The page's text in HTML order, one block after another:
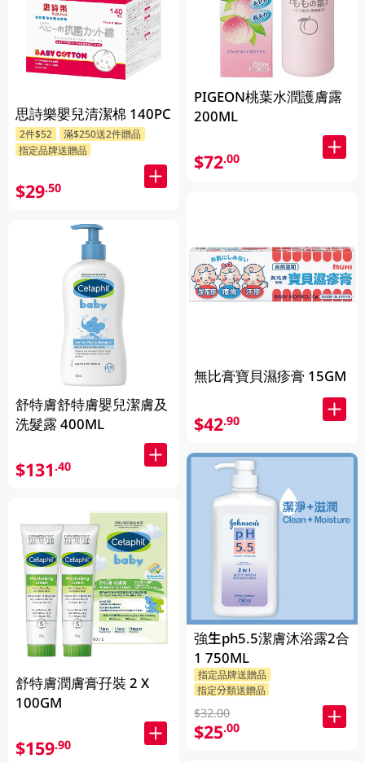
思詩樂嬰兒清潔棉 140PC
2件$52
滿$250送2件贈品
指定品牌送贈品
$29.50
舒特膚舒特膚嬰兒潔膚及
洗髮露 400ML
$131.40
舒特膚潤膚膏孖裝 2 X
100GM
$159.90
PIGEON桃葉水潤護膚露
200ML
$72.00
無比膏寶貝濕疹膏 15GM
$42.90
強生ph5.5潔膚沐浴露2合
1 750ML
指定品牌送贈品
指定分類送贈品
$32.00
$25.00